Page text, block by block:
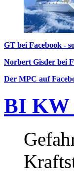
GT bei Facebook -
Norbert Gisder bei
Der MPC auf
BI KW